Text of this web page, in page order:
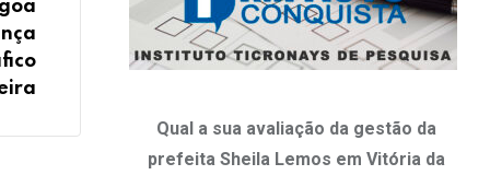
Qual a sua avaliação da gestão da
prefeita Sheila Lemos em Vitória da